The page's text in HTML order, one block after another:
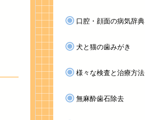
口腔・顔面の病気辞典
犬と猫の歯みがき
様々な検査と治療方法
無麻酔歯石除去